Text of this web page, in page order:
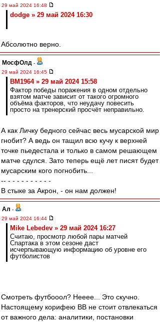
29 май 2024 16:48
dodge » 29 май 2024 16:30
Абсолютно верно.
МосфОлд -
29 май 2024 16:45
BM1964 » 29 май 2024 15:58
Фактор победы поражения в одном отдельно
взятом матче зависит от такого огромного
объёма факторов, что неудачу повесить
просто на тренерский просчёт неправильно.
А как Личку бедного сейчас весь мусарской мир
гнобит? А ведь он тащил всю кучу к верхней
точке пьедестала и только в самом решающем
матче сдулся. Зато теперь ещё лет писят будет
мусарским кого погнобить...
-- - - - - - - - - - -
В стыке за Акрон, - он нам должен!
Ал -
29 май 2024 16:44
Mike Lebedev » 29 май 2024 16:27
Считаю, просмотр любой пары матчей
Спартака в этом сезоне даст
исчерпывающую информацию об уровне его
футболистов
Смотреть футбооол? Нееее... Это скучно.
Настоящему корифею ВВ не стоит отвлекаться
от важного дела: аналитики, постановки